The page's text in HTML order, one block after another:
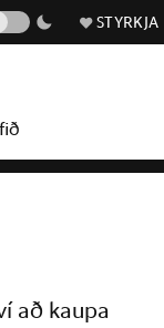
STYRKJA
að kaupa